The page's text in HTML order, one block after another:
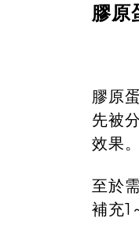
膠原
膠原
先被
效果。
至於
補充1